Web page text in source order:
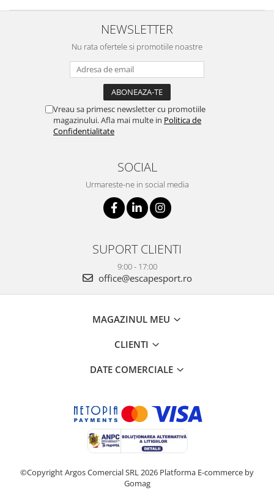
NEWSLETTER
Nu rata ofertele si promotiile noastre
Vreau sa primesc newsletter cu promotiile
magazinului. Afla mai multe in Politica de
Confidentialitate
SOCIAL
Urmareste-ne in social media
SUPORT CLIENTI
9:00 - 17:00
office@escapesport.ro
MAGAZINUL MEU
CLIENTI
DATE COMERCIALE
©Copyright Argos Comercial SRL 2026 Platforma E-commerce by
Gomag